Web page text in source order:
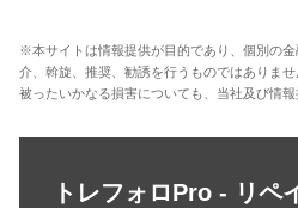
※本サイトは情報提供が目的であり、個別の
介、斡旋、推奨、勧誘を行うものではありま
被ったいかなる損害についても、当社及び情
トレフォロPro - リペ